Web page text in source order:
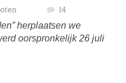
14
herplaatsen we
oorspronkelijk 26 juli